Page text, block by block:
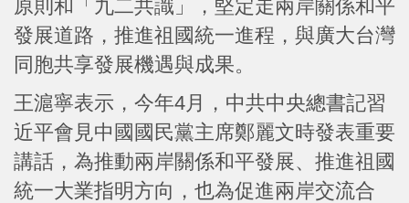
原則和「九二共識」，堅定走兩岸關係和平
發展道路，推進祖國統一進程，與廣大台灣
同胞共享發展機遇與成果。
王滬寧表示，今年4月，中共中央總書記習
近平會見中國國民黨主席鄭麗文時發表重要
講話，為推動兩岸關係和平發展、推進祖國
統一大業指明方向，也為促進兩岸交流合